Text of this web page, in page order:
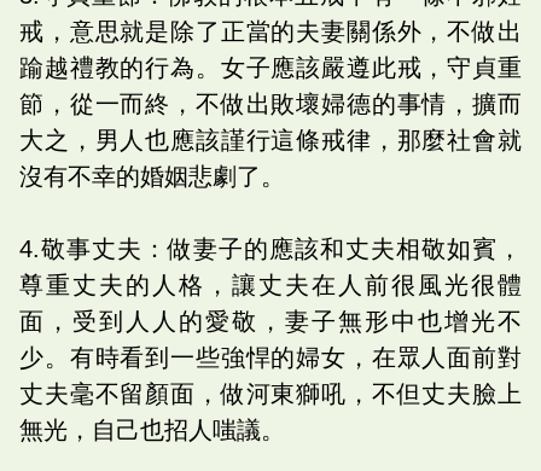
戒，意思就是除了正當的夫妻關係外，不做出
踰越禮教的行為。女子應該嚴遵此戒，守貞重
節，從一而終，不做出敗壞婦德的事情，擴而
大之，男人也應該謹行這條戒律，那麼社會就
沒有不幸的婚姻悲劇了。
4.敬事丈夫：做妻子的應該和丈夫相敬如賓，
尊重丈夫的人格，讓丈夫在人前很風光很體
面，受到人人的愛敬，妻子無形中也增光不
少。有時看到一些強悍的婦女，在眾人面前對
丈夫毫不留顏面，做河東獅吼，不但丈夫臉上
無光，自己也招人嗤議。